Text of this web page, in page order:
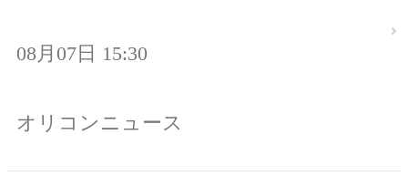
08月07日 15:30
オリコンニュース